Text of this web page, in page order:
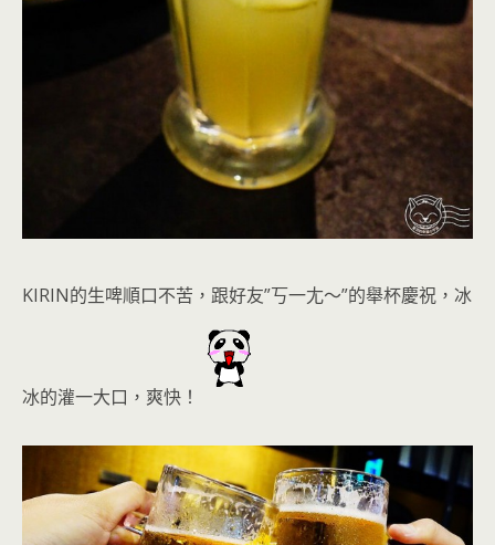
KIRIN的生啤順口不苦，跟好友”丂一尢～”的舉杯慶祝，冰
冰的灌一大口 ，爽快！